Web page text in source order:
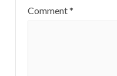
Comment*